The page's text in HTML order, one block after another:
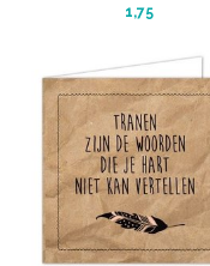
Wenskaart Jongen
1,75